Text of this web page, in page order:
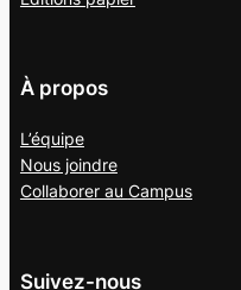
À propos
L’équipe
Nous joindre
Collaborer au Campus
Suivez-nous